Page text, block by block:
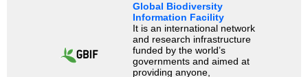
Global Biodiversity
Information Facility
It is an international network
and research infrastructure
funded by the world’s
governments and aimed at
providing anyone,